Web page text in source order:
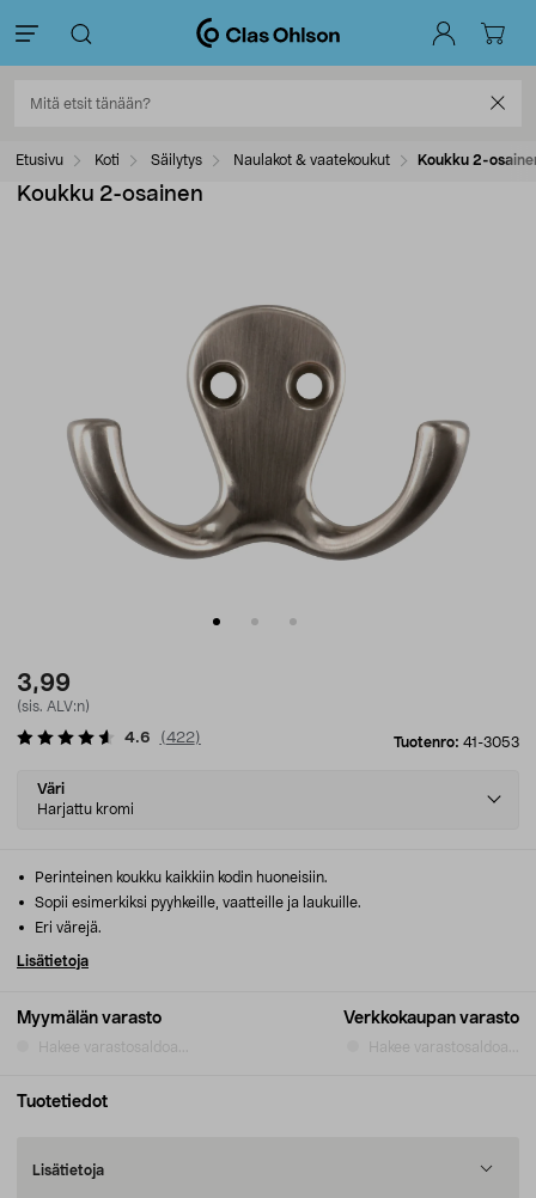
Etusivu Koti Säilytys Naulakot & vaatekoukut Koukku 2-
Koukku 2-osainen
3,99
(sis. ALV:n)
Tuotenro: 41-3053
4.6 (422)
Select
variant
Väri
Harjattu kromi
Myymälän varasto
Hakee varastosaldoa...
Verkkokaupan varasto
Hakee varastosaldoa...
Perinteinen koukku kaikkiin kodin huoneisiin.
Sopii esimerkiksi pyyhkeille, vaatteille ja laukuille.
Eri värejä.
Lisätietoja
Tuotetiedot
Lisätietoja